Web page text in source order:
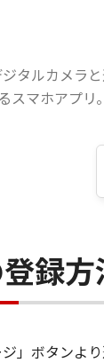
タルカメラと
スマホアプリ。
録方
」ボタンよ